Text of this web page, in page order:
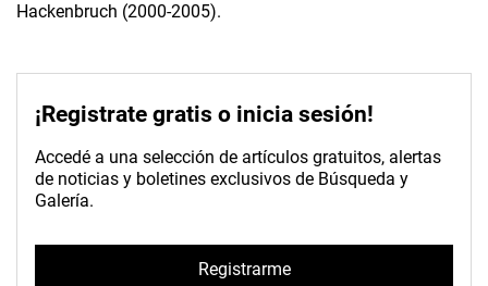
Hackenbruch (2000-2005).
¡Registrate gratis o inicia sesión!
Accedé a una selección de artículos gratuitos, alertas
de noticias y boletines exclusivos de Búsqueda y
Galería.
Registrarme